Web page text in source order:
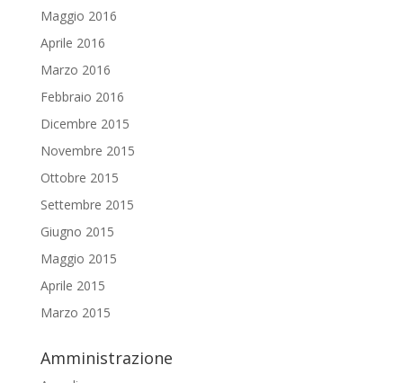
Maggio 2016
Aprile 2016
Marzo 2016
Febbraio 2016
Dicembre 2015
Novembre 2015
Ottobre 2015
Settembre 2015
Giugno 2015
Maggio 2015
Aprile 2015
Marzo 2015
Amministrazione